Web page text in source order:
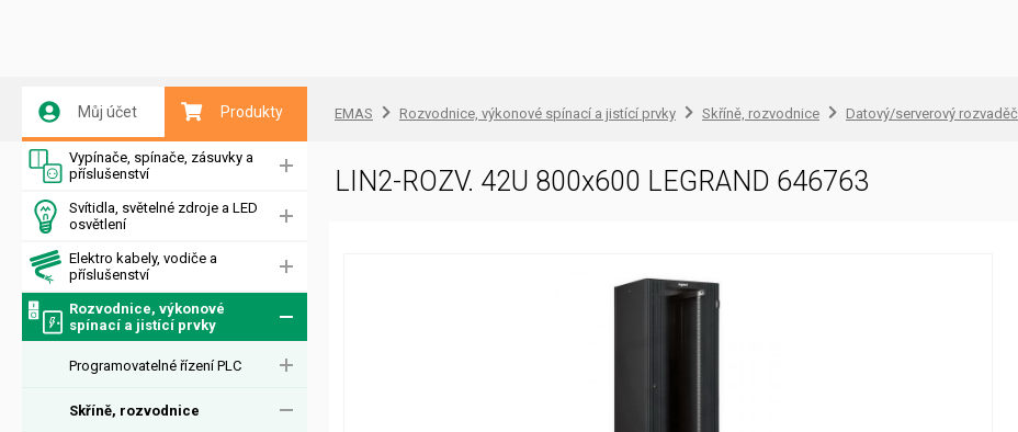
Můj účet Produkty
Vypínače, spínače, zásuvky a
příslušenství
Svítidla, světelné zdroje a LED
osvětlení
Elektro kabely, vodiče a
příslušenství
Rozvodnice, výkonové
spínací a jistící prvky
Programovatelné řízení PLC
Skříně, rozvodnice
EMAS Rozvodnice, výkonové spínací a jistící prvky Skříně, rozvodnice Datový/serverový rozvaděč
LIN2-ROZV. 42U 800x600 LEGRAND 646763